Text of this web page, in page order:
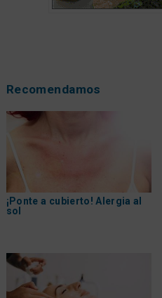
Recomendamos
¡Ponte a cubierto! Alergia al
sol